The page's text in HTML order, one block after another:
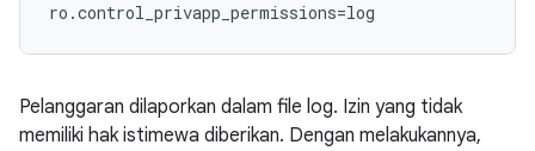
ro.control_privapp_permissions=log
Pelanggaran dilaporkan dalam file log. Izin yang tidak
memiliki hak istimewa diberikan. Dengan melakukannya,